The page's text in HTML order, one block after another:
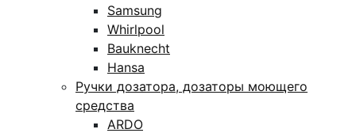
Samsung
Whirlpool
Bauknecht
Hansa
Ручки дозатора, дозаторы моющего
средства
ARDO